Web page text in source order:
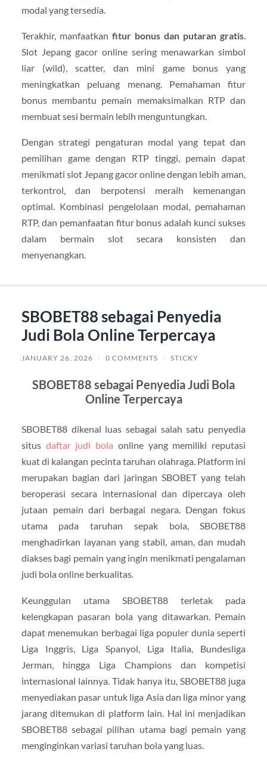
modal yang tersedia.
Terakhir, manfaatkan fitur bonus dan putaran gratis
Slot Jepang gacor online sering menawarkan simbol
liar (wild), scatter, dan mini game bonus yang
meningkatkan peluang menang. Pemahaman fitur
bonus membantu pemain memaksimalkan RTP dan
membuat sesi bermain lebih menguntungkan.
Dengan strategi pengaturan modal yang tepat dan
pemilihan game dengan RTP tinggi, pemain dapat
menikmati slot Jepang gacor online dengan lebih aman,
terkontrol, dan berpotensi meraih kemenangan
optimal. Kombinasi pengelolaan modal, pemahaman
RTP, dan pemanfaatan fitur bonus adalah kunci sukses
dalam bermain slot secara konsisten dan
menyenangkan.
SBOBET88 sebagai Penyedia
Judi Bola Online Terpercaya
JANUARY 26, 2026 / 0 COMMENTS / STICKY
SBOBET88 sebagai Penyedia Judi Bola
Online Terpercaya
SBOBET88 dikenal luas sebagai salah satu penyedia
situs daftar judi bola online yang memiliki reputasi
kuat di kalangan pecinta taruhan olahraga. Platform ini
merupakan bagian dari jaringan SBOBET yang telah
beroperasi secara internasional dan dipercaya oleh
jutaan pemain dari berbagai negara. Dengan fokus
utama pada taruhan sepak bola, SBOBET88
menghadirkan layanan yang stabil, aman, dan mudah
diakses bagi pemain yang ingin menikmati pengalaman
judi bola online berkualitas.
Keunggulan utama SBOBET88 terletak pada
kelengkapan pasaran bola yang ditawarkan. Pemain
dapat menemukan berbagai liga populer dunia seperti
Liga Inggris, Liga Spanyol, Liga Italia, Bundesliga
Jerman, hingga Liga Champions dan kompetisi
internasional lainnya. Tidak hanya itu, SBOBET88 juga
menyediakan pasar untuk liga Asia dan liga minor yang
jarang ditemukan di platform lain. Hal ini menjadikan
SBOBET88 sebagai pilihan utama bagi pemain yang
menginginkan variasi taruhan bola yang luas.